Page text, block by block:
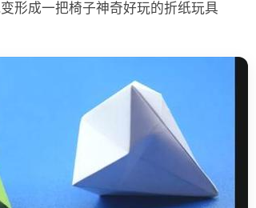
形成一把椅子神奇好玩的折纸玩具